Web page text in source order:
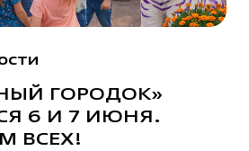
ГОРОДОК»
6 И 7 ИЮНЯ.
ВСЕХ!